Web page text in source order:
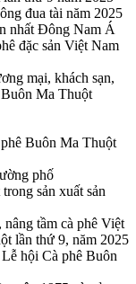
đua tài năm 2025
nhất Đông Nam Á
đặc sản Việt Nam
mại, khách sạn,
Ma Thuột
Buôn Ma Thuột
phố
sản xuất sản
tầm cà phê Việt
lần thứ 9, năm 2025
hội Cà phê Buôn